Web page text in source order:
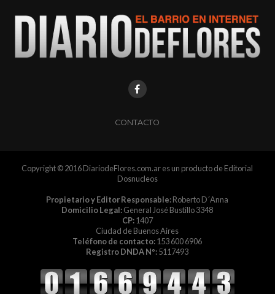
CONTACTO
Copyright © 2016 DiariodeFlores.com.ar es un producto de Editorial
Dosnucleos
Propietario y Editor Responsable:Roberto D´Anna
Domicilio Legal:General José Bustillo 3348
CP:1407
Ciudad de Buenos Aires
Teléfono de contacto:153 600 6906
Registro DNDA Nº:5117493